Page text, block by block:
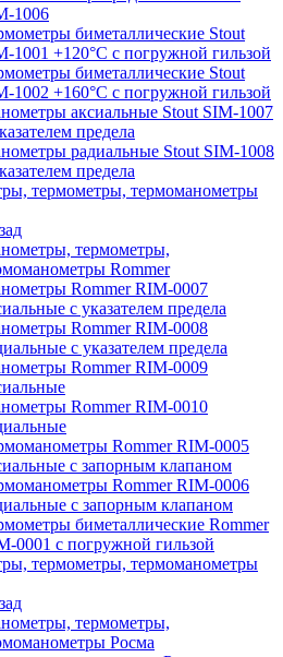
1006
биметаллические Stout
1001 +120°С с погружной гильзой
биметаллические Stout
1002 +160°С с погружной гильзой
аксиальные Stout SIM-1007
предела
радиальные Stout SIM-1008
предела
термометры, термоманометры
термометры,
Rommer
Rommer RIM-0007
с указателем предела
Rommer RIM-0008
с указателем предела
Rommer RIM-0009
Rommer RIM-0010
Rommer RIM-0005
с запорным клапаном
Rommer RIM-0006
с запорным клапаном
биметаллические Rommer
0001 с погружной гильзой
термометры, термоманометры
термометры,
Росма